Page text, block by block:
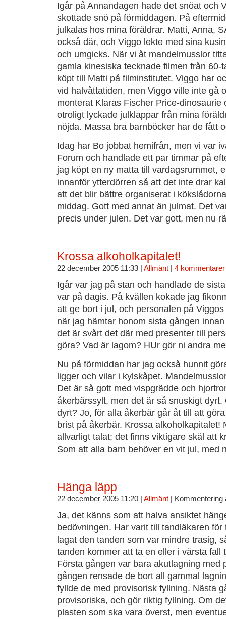
Igår på Annandagen hade det snöat och
skottade snö på förmiddagen. På
julkalas hos mina föräldrar. Matti, Anna,
också där, och Viggo lekte med sina
och umgicks. När vi åt mandelmusslor
gamla kinesiska tecknade filmen från 60-
köpt till Matti på filminstitutet. Viggo har
vid halvåttatiden, men Viggo ville inte gå
monterat Klaras Fischer Price-dinosaurie
otroligt lyckade julklappar från mina
nöjda. Massa bra barnböcker har de fått
Idag har Bo jobbat hemifrån, men vi var
Forum och handlade ett par timmar på
jag köpt en ny matta till vardagsrummet,
innanför ytterdörren så att det inte drar
att det blir bättre organiserat i
middag. Gott med annat än julmat. Det
precis under julen. Det var gott, men nu
Krossa alkoholkapitalet!
22 december 2005 11:33 | Allmänt| 4 kommentarer
Igår var jag på stan och handlade de
var på dagis. På kvällen kokade jag
att ge bort i jul, och personalen på
när jag hämtar honom sista gången
det är svårt det där med presenter till
göra? Vad är lagom? HUr gör ni andra
Nu på förmiddan har jag också hunnit
ligger och vilar i kylskåpet.
Det är så gott med vispgrädde och
åkerbärssylt, men det är så snuskigt
dyrt? Jo, för alla åkerbär går åt till att
brist på åkerbär. Krossa alkoholkapitalet!
allvarligt talat; det finns viktigare skäl att
Som att alla barn behöver en vit jul, med
Hänga läpp
22 december 2005 11:20 | Allmänt| Kommentering
Ja, det känns som att halva ansiktet
bedövningen. Har varit till tandläkaren
lagat den tanden som var mindre trasig,
tanden kommer att ta en eller i värsta fall
Första gången var bara akutlagning med
gången rensade de bort all gammal
fyllde de med provisorisk fyllning. Nästa
provisoriska, och gör riktig fyllning. Om
plasten som ska vara överst, men